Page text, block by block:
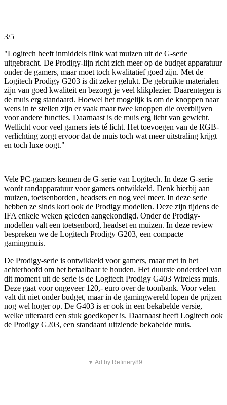
3/5
"Logitech heeft inmiddels flink wat muizen uit de G-serie
uitgebracht. De Prodigy-lijn richt zich meer op de budget apparatuur
onder de gamers, maar moet toch kwalitatief goed zijn. Met de
Logitech Prodigy G203 is dit zeker gelukt. De gebruikte materialen
zijn van goed kwaliteit en bezorgt je veel klikplezier. Daarentegen is
de muis erg standaard. Hoewel het mogelijk is om de knoppen naar
wens in te stellen zijn er vaak maar twee knoppen die overblijven
voor andere functies. Daarnaast is de muis erg licht van gewicht.
Wellicht voor veel gamers iets té licht. Het toevoegen van de RGB-
verlichting zorgt ervoor dat de muis toch wat meer uitstraling krijgt
en toch luxe oogt."
Vele PC-gamers kennen de G-serie van Logitech. In deze G-serie
wordt randapparatuur voor gamers ontwikkeld. Denk hierbij aan
muizen, toetsenborden, headsets en nog veel meer. In deze serie
hebben ze sinds kort ook de Prodigy modellen. Deze zijn tijdens de
IFA enkele weken geleden aangekondigd. Onder de Prodigy-
modellen valt een toetsenbord, headset en muizen. In deze review
bespreken we de Logitech Prodigy G203, een compacte
gamingmuis.
De Prodigy-serie is ontwikkeld voor gamers, maar met in het
achterhoofd om het betaalbaar te houden. Het duurste onderdeel van
dit moment uit de serie is de Logitech Prodigy G403 Wireless muis.
Deze gaat voor ongeveer 120,- euro over de toonbank. Voor velen
valt dit niet onder budget, maar in de gamingwereld lopen de prijzen
nog wel hoger op. De G403 is er ook in een bekabelde versie,
welke uiteraard een stuk goedkoper is. Daarnaast heeft Logitech ook
de Prodigy G203, een standaard uitziende bekabelde muis.
▼ Ad by Refinery89